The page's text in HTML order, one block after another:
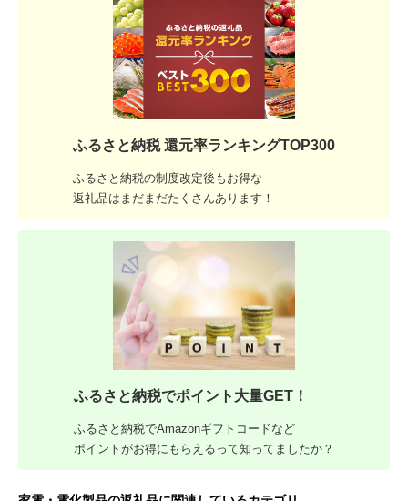
ふるさと納税 還元率ランキングTOP300
ふるさと納税の制度改定後もお得な
返礼品はまだまだたくさんあります！
ふるさと納税でポイント大量GET！
ふるさと納税でAmazonギフトコードなど
ポイントがお得にもらえるって知ってましたか？